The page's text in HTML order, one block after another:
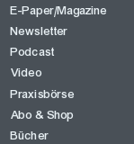
E-Paper/Magazine
Newsletter
Podcast
Video
Praxisbörse
Abo & Shop
Bücher